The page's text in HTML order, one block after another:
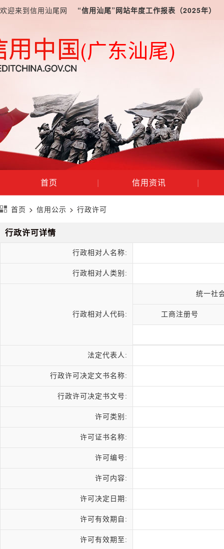
(广东汕尾)
欢迎来到信用汕尾网 “信用汕尾”网站年度工作报表（2025年）
首页 | 信用资讯 |
首页 > 信用公示 > 行政许可
行政许可详情
行政相对人名称:
行政相对人类别:
行政相对人代码:
统一社
工商注册号
法定代表人:
行政许可决定文书名称:
行政许可决定书文号:
许可类别:
许可证书名称:
许可编号:
许可内容:
许可决定日期:
许可有效期自:
许可有效期至: